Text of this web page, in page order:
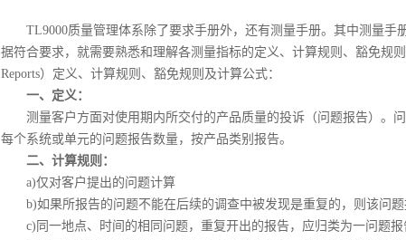
TL9000质量管理体系除了要求手册外，还有测量手册。其中测量
据符合要求，就需要熟悉和理解各测量指标的定义、计算规则、豁免规
Reports）定义、计算规则、豁免规则及计算公式：
一、定义：
测量客户方面对使用期内所交付的产品质量的投诉（问题报告）。
每个系统或单元的问题报告数量，按产品类别报告。
二、计算规则：
a)仅对客户提出的问题计算
b)如果所报告的问题不能在后续的调查中被发现是重复的，则该问题
c)同一地点、时间的相同问题，重复开出的报告，应归类为一问题报